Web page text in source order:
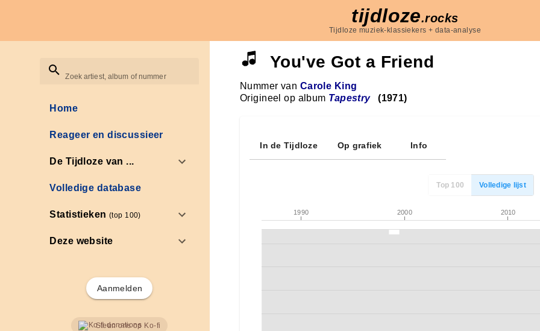
tijdloze.rocks
Tijdloze muziek-klassiekers + data-analyse
Zoek artiest, album of nummer
Home
Reageer en discussieer
De Tijdloze van ...
Volledige database
Statistieken(top 100)
Deze website
Aanmelden
Steun ons op Ko-fi
You've Got a Friend
Nummer van Carole King
Origineel op album Tapestry (1971)
In de Tijdloze Op grafiek Info
Top 100 Volledige lijst
1990 2000 2010